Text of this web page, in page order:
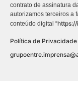
contrato de assinatura
autorizamos terceiros a
conteúdo digital “
Política de Privacidade